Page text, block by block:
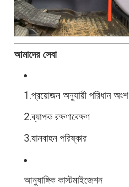
আমাদের সেবা
1.প্রয়োজন অনুযায়ী পরিধান
2.ব্যাপক রক্ষণাবেক্ষণ
3.যানবাহন পরিষ্কার
আনুষাঙ্গিক কাস্টমাইজেশন